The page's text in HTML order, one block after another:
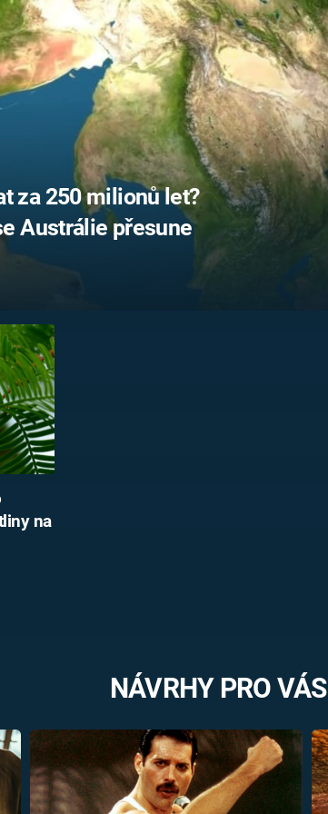
UFO A
MIMOZEMŠŤANÉ
UTAJENÉ PŘÍBĚHY
ČESKÝCH DĚJIN
ALTERNATIVNÍ
HISTORIE
za 250 milionů let?
Austrálie přesune
na
NÁVRHY PRO VÁS